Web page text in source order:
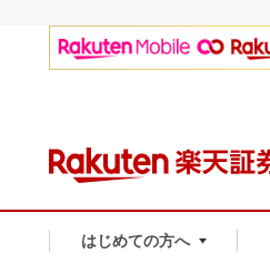
はじめての方へ